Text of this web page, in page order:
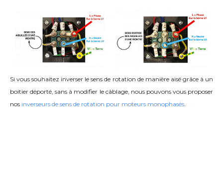
Si vous souhaitez inverser le sens de rotation de manière aisé grâce à un
boitier déporté, sans à modifier le câblage, nous pouvons vous proposer
nos inverseurs de sens de rotation pour moteurs monophasés.